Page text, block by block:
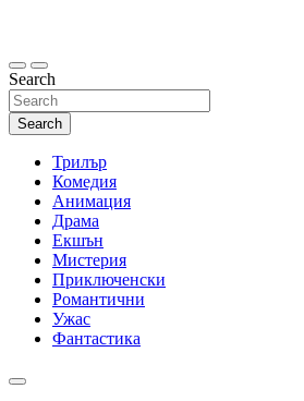
Search
Search
Трилър
Комедия
Анимация
Драма
Екшън
Мистерия
Приключенски
Романтични
Ужас
Фантастика